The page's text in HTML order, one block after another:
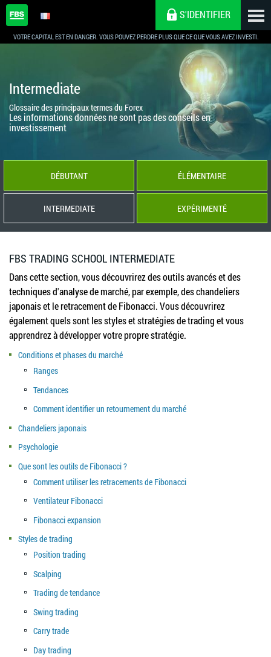
VOTRE CAPITAL EST EN DANGER. VOUS POUVEZ PERDRE PLUS QUE CE QUE VOUS AVEZ INVESTI.
S'IDENTIFIER
Intermediate
Glossaire des principaux termes du Forex
Les informations données ne sont pas des conseils en
investissement
DÉBUTANT ÉLÉMENTAIRE
INTERMEDIATE EXPÉRIMENTÉ
FBS TRADING SCHOOL INTERMEDIATE
Dans cette section, vous découvrirez des outils avancés et des
techniques d'analyse de marché, par exemple, des chandeliers
japonais et le retracement de Fibonacci. Vous découvrirez
également quels sont les styles et stratégies de trading et vous
apprendrez à développer votre propre stratégie.
Conditions et phases du marché
Ranges
Tendances
Comment identifier un retournement du marché
Chandeliers japonais
Psychologie
Que sont les outils de Fibonacci ?
Comment utiliser les retracements de Fibonacci
Ventilateur Fibonacci
Fibonacci expansion
Styles de trading
Position trading
Scalping
Trading de tendance
Swing trading
Carry trade
Day trading